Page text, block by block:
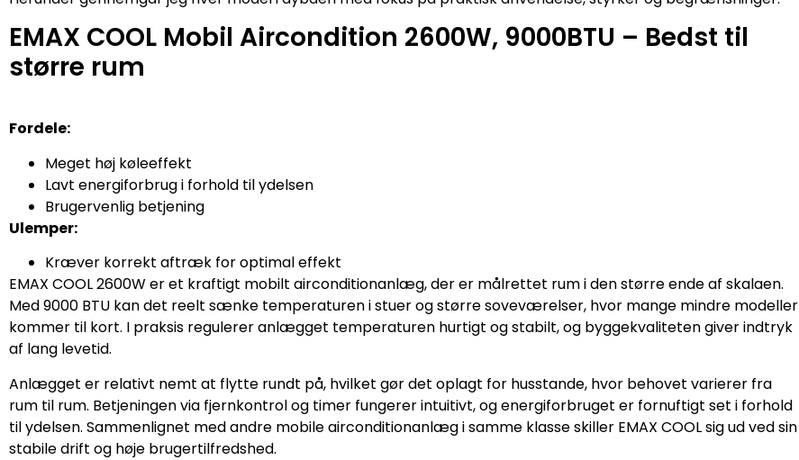
EMAX COOL Mobil Aircondition 2600W, 9000BTU – Bedst til
større rum
Fordele:
Meget høj køleeffekt
Lavt energiforbrug i forhold til ydelsen
Brugervenlig betjening
Ulemper:
Kræver korrekt aftræk for optimal effekt
EMAX COOL 2600W er et kraftigt mobilt airconditionanlæg, der er målrettet rum i den større ende af skalaen.
Med 9000 BTU kan det reelt sænke temperaturen i stuer og større soveværelser, hvor mange mindre modeller
kommer til kort. I praksis regulerer anlægget temperaturen hurtigt og stabilt, og byggekvaliteten giver indtryk
af lang levetid.
Anlægget er relativt nemt at flytte rundt på, hvilket gør det oplagt for husstande, hvor behovet varierer fra
rum til rum. Betjeningen via fjernkontrol og timer fungerer intuitivt, og energiforbruget er fornuftigt set i forhold
til ydelsen. Sammenlignet med andre mobile airconditionanlæg i samme klasse skiller EMAX COOL sig ud ved sin
stabile drift og høje brugertilfredshed.